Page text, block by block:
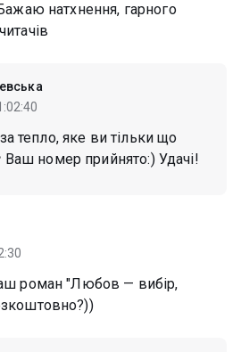
натхнення, гарного
тепло, яке ви тільки що
номер прийнято:) Удачі!
роман "Любов — вибір,